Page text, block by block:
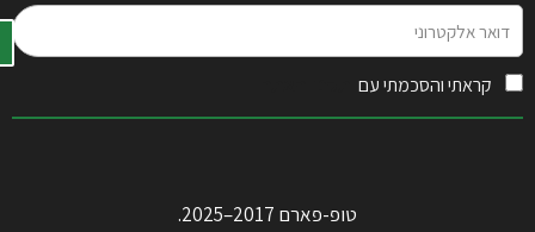
אלקטרוני
קראתי והסכמתי עם
טופ-פארם 2017–2025.